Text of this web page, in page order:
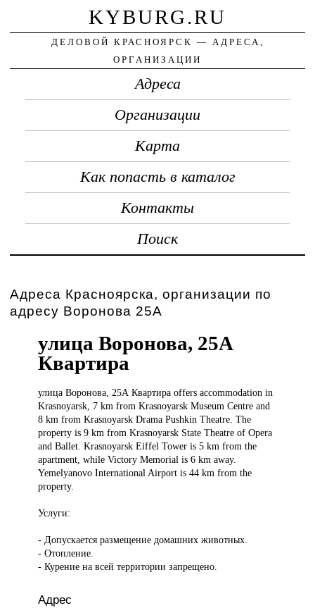
KYBURG.RU
ДЕЛОВОЙ КРАСНОЯРСК — АДРЕСА,
ОРГАНИЗАЦИИ
Адреса
Организации
Карта
Как попасть в каталог
Контакты
Поиск
Адреса Красноярска, организации по
адресу Воронова 25А
улица Воронова, 25А
Квартира
улица Воронова,25А Квартира offers accommodation in
Krasnoyarsk, 7 km from Krasnoyarsk Museum Centre and
8 km from Krasnoyarsk Drama Pushkin Theatre. The
property is 9 km from Krasnoyarsk State Theatre of Opera
and Ballet. Krasnoyarsk Eiffel Tower is 5 km from the
apartment, while Victory Memorial is 6 km away.
Yemelyanovo International Airport is 44 km from the
property.
Услуги:
- Допускается размещение домашних животных.
- Отопление.
- Курение на всей территории запрещено.
Адрес